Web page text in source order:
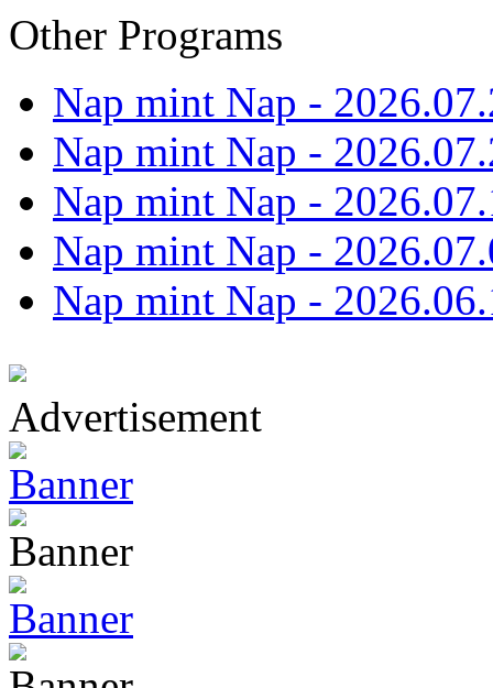
Other Programs
Nap mint Nap -
Nap mint Nap -
Nap mint Nap -
Nap mint Nap -
Nap mint Nap -
Advertisement